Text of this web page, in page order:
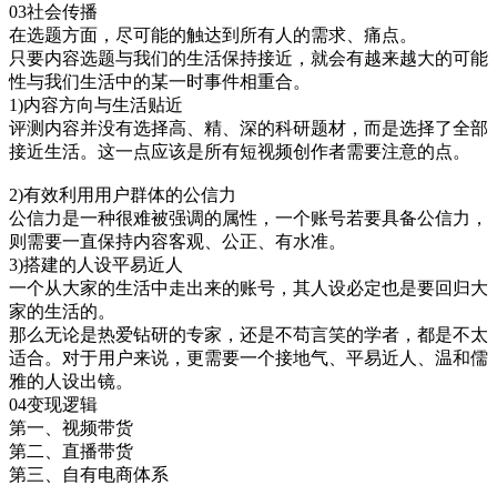
03社会传播
在选题方面，尽可能的触达到所有人的需求、痛点。
只要内容选题与我们的生活保持接近，就会有越来越大的可能
性与我们生活中的某一时事件相重合。
1)内容方向与生活贴近
评测内容并没有选择高、精、深的科研题材，而是选择了全部
接近生活。这一点应该是所有短视频创作者需要注意的点。
2)有效利用用户群体的公信力
公信力是一种很难被强调的属性，一个账号若要具备公信力，
则需要一直保持内容客观、公正、有水准。
3)搭建的人设平易近人
一个从大家的生活中走出来的账号，其人设必定也是要回归大
家的生活的。
那么无论是热爱钻研的专家，还是不苟言笑的学者，都是不太
适合。对于用户来说，更需要一个接地气、平易近人、温和儒
雅的人设出镜。
04变现逻辑
第一、视频带货
第二、直播带货
第三、自有电商体系